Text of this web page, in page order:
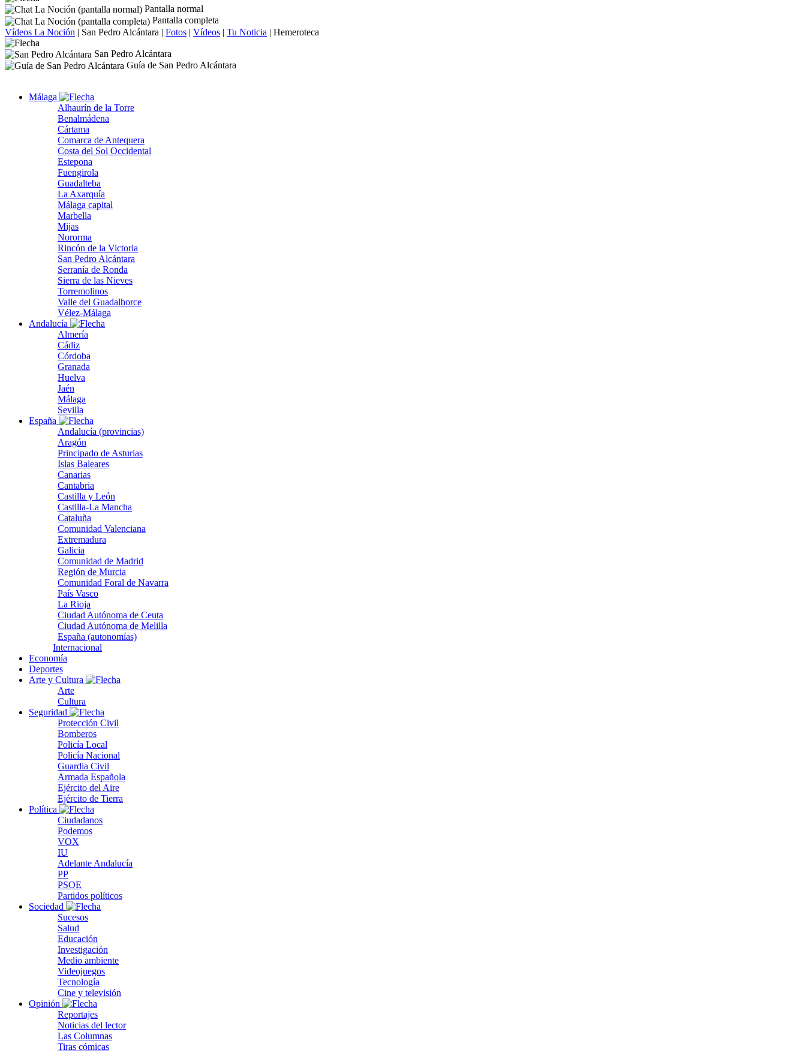
Pantalla normal
Pantalla completa
Vídeos La Noción | San Pedro Alcántara | Fotos | Vídeos | Tu Noticia | Hemeroteca
San Pedro Alcántara
Guía de San Pedro Alcántara
Málaga
Alhaurín de la Torre
Benalmádena
Cártama
Comarca de Antequera
Costa del Sol Occidental
Estepona
Fuengirola
Guadalteba
La Axarquía
Málaga capital
Marbella
Mijas
Nororma
Rincón de la Victoria
San Pedro Alcántara
Serranía de Ronda
Sierra de las Nieves
Torremolinos
Valle del Guadalhorce
Vélez-Málaga
Andalucía
Almería
Cádiz
Córdoba
Granada
Huelva
Jaén
Málaga
Sevilla
España
Andalucía (provincias)
Aragón
Principado de Asturias
Islas Baleares
Canarias
Cantabria
Castilla y León
Castilla-La Mancha
Cataluña
Comunidad Valenciana
Extremadura
Galicia
Comunidad de Madrid
Región de Murcia
Comunidad Foral de Navarra
País Vasco
La Rioja
Ciudad Autónoma de Ceuta
Ciudad Autónoma de Melilla
España (autonomías)
Internacional
Economía
Deportes
Arte y Cultura
Arte
Cultura
Seguridad
Protección Civil
Bomberos
Policía Local
Policía Nacional
Guardia Civil
Armada Española
Ejército del Aire
Ejército de Tierra
Política
Ciudadanos
Podemos
VOX
IU
Adelante Andalucía
PP
PSOE
Partidos políticos
Sociedad
Sucesos
Salud
Educación
Investigación
Medio ambiente
Videojuegos
Tecnología
Cine y televisión
Opinión
Reportajes
Noticias del lector
Las Columnas
Tiras cómicas